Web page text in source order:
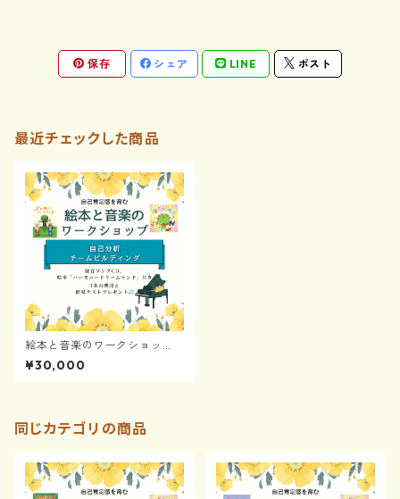
保存 シェア LINE ポスト
最近チェックした商品
絵本と音楽のワークショッ
プ〜自己分析とチームビルデ
ィング
¥30,000
同じカテゴリの商品